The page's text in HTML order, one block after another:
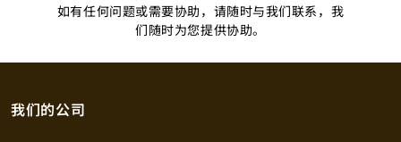
如有任何问题或需要协助，请随时与我们联系，我
们随时为您提供协助。
我们的公司